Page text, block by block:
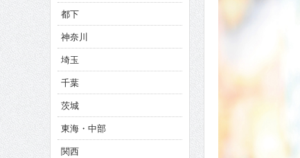
CINEMA×STYLE 285号
CINEMA×STYLE 294号
都下
神奈川
埼玉
千葉
茨城
東海・中部
関西